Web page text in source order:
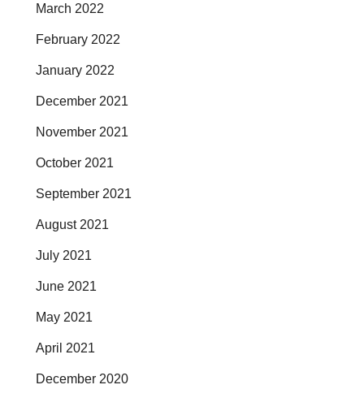
March 2022
February 2022
January 2022
December 2021
November 2021
October 2021
September 2021
August 2021
July 2021
June 2021
May 2021
April 2021
December 2020